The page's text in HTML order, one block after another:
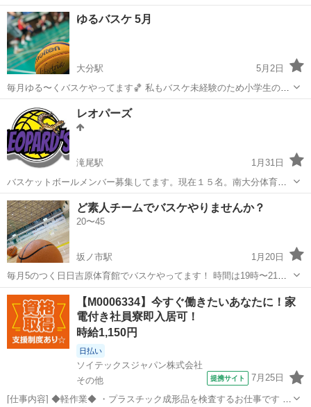
⛹️‍♀️ 未経験女子も参加する事あります🏀 11/14 18時から20時 南大分体
大分 大分市 バスケットボール
ゆるバスケ 5月
大分駅
5月2日
毎月ゆる〜くバスケやってます🏀 私もバスケ未経験のため小学生の体
育館的な感じです⛹️‍♀️ 男女混合で楽しくやってます🙆‍♀️ 不定期ですが参
加者募集中です🎉 今月は 5/3 15-17時 東武公民館 300円 5/16 ...
大分 大分駅 バスケットボール
レオパーズ
滝尾駅
1月31日
バスケットボールメンバー募集してます。現在１５名。南大分体育館
と。コンパルホールでしてます。 興味がある方連絡ください。 他チー
ムに所属の方はお断りします。男女共に正規メンバーを募集します。
大分 大分市 滝尾駅 バスケットボール
ど素人チームでバスケやりませんか？
20〜45
坂ノ市駅
1月20日
毎月5のつく日日吉原体育館でバスケやってます！ 時間は19時〜21時
料金一回1人100円 シューズは持参して下さい！ 体育館シューズでか
まいません！ ミックスチームなので男女問わず募集してます！
大分 大分市 バスケットボール バスケ
【M0006334】今すぐ働きたいあなたに！家
電付き社員寮即入居可！
時給1,150円
日払い
ソイテックスジャパン株式会社
その他
提携サイト 7月25日
[仕事内容] ◆軽作業◆ ・プラスチック成形品を検査するお仕事です ①